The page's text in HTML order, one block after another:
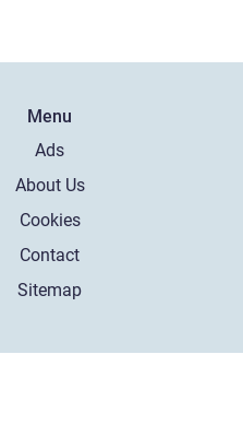
Menu
Ads
About Us
Cookies
Contact
Sitemap